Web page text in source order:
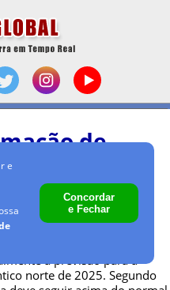
de
nova
a previsão para a
norte de 2025. Segundo
e
Concordar
e Fechar